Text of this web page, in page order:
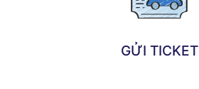
GỬI TICKET